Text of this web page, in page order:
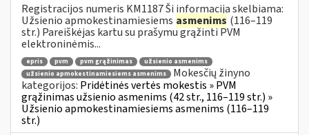
Registracijos numeris KM1187 Ši informacija skelbiama:
Užsienio apmokestinamiesiems asmenims (116–119
str.) Pareiškėjas kartu su prašymu grąžinti PVM
elektroninėmis...
epris pvm pvm grąžinimas
užsienio asmenims
užsienio apmokestinamiesiems asmenims
Mokesčių žinyno
kategorijos: Pridėtinės vertės mokestis » PVM
grąžinimas užsienio asmenims (42 str., 116–119 str.) »
Užsienio apmokestinamiesiems asmenims (116–119
str.)